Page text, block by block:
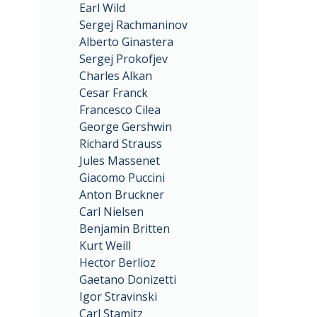
Earl Wild
Sergej Rachmaninov
Alberto Ginastera
Sergej Prokofjev
Charles Alkan
Cesar Franck
Francesco Cilea
George Gershwin
Richard Strauss
Jules Massenet
Giacomo Puccini
Anton Bruckner
Carl Nielsen
Benjamin Britten
Kurt Weill
Hector Berlioz
Gaetano Donizetti
Igor Stravinski
Carl Stamitz